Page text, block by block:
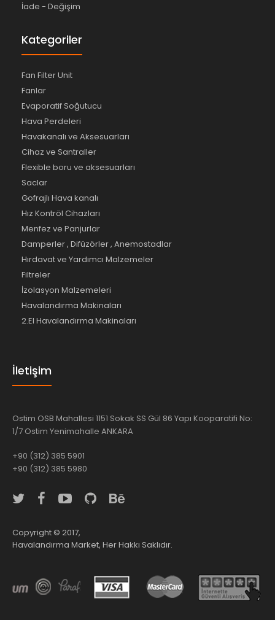
İade - Değişim
Kategoriler
Fan Filter Unit
Fanlar
Evaporatif Soğutucu
Hava Perdeleri
Havakanalı ve Aksesuarları
Cihaz ve Santraller
Flexible boru ve aksesuarları
Saclar
Gofrajlı Hava kanalı
Hız Kontröl Cihazları
Menfez ve Panjurlar
Damperler , Difüzörler , Anemostadlar
Hırdavat ve Yardımcı Malzemeler
Filtreler
İzolasyon Malzemeleri
Havalandırma Makinaları
2.El Havalandırma Makinaları
İletişim
Ostim OSB Mahallesi 1151 Sokak SS Gül 86 Yapı Kooparatifi No:
1/7 Ostim Yenimahalle ANKARA
+90 (312) 385 5901
+90 (312) 385 5980
Copyright © 2017,
Havalandırma Market, Her Hakkı Saklıdır.